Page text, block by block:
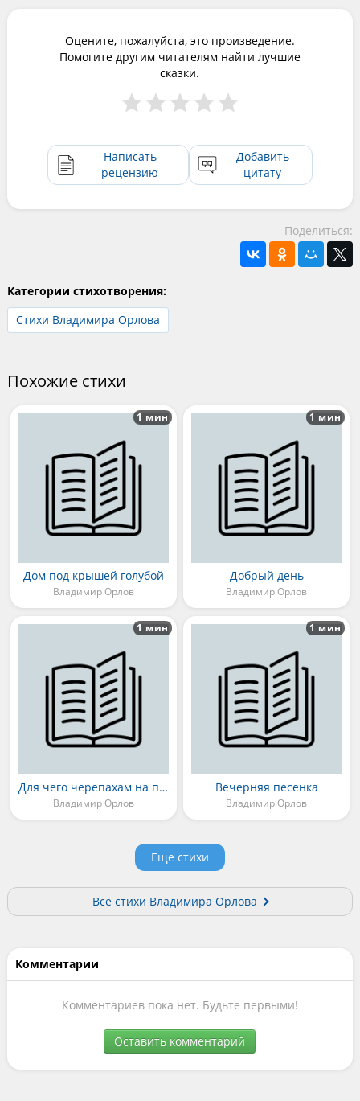
Оцените, пожалуйста, это произведение.
Помогите другим читателям найти лучшие
сказки.
Написать
рецензию
Добавить
цитату
Поделиться:
Категории стихотворения:
Стихи Владимира Орлова
Похожие стихи
Дом под крышей голубой
Владимир Орлов
1 мин
Добрый день
Владимир Орлов
1 мин
Для чего черепахам на панцирях квадраты
Владимир Орлов
1 мин
Вечерняя песенка
Владимир Орлов
1 мин
Еще стихи
Все стихи Владимира Орлова
Комментарии
Комментариев пока нет. Будьте первыми!
Оставить комментарий